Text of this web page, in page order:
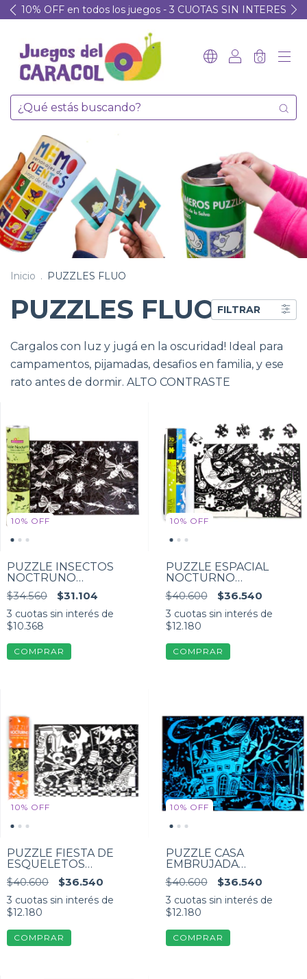
10% OFF en todos los juegos - 3 CUOTAS SIN INTERES
0
Inicio . PUZZLES FLUO
PUZZLES FLUO FILTRAR
Cargalos con luz y jugá en la oscuridad! Ideal para
campamentos, pijamadas, desafios en familia, y ese
rato antes de dormir. ALTO CONTRASTE
10% OFF
PUZZLE INSECTOS
NOCTRUNO
ROMPECABEZAS
FLUORESCENTE 70
piezas
$34.560 $31.104
3 cuotas sin interés de
$10.368
10% OFF
PUZZLE ESPACIAL
NOCTURNO
ROMPECABEZAS
FLUORESCENTE 70
piezas
$40.600 $36.540
3 cuotas sin interés de
$12.180
10% OFF
PUZZLE FIESTA DE
ESQUELETOS
ROMPECABEZAS
FLUORESCENTE 70
piezas
$40.600 $36.540
3 cuotas sin interés de
$12.180
10% OFF
PUZZLE CASA
EMBRUJADA
ROMPECABEZAS
FLUORESCENTE 70
piezas
$40.600 $36.540
3 cuotas sin interés de
$12.180